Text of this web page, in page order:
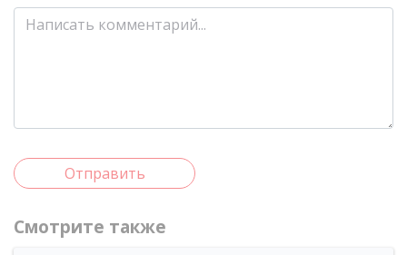
Отправить
Смотрите также